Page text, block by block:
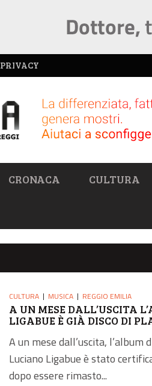
PRIVACY
CRONACA CULTURA
CULTURA MUSICA REGGIO EMILIA
A UN MESE DALL’USCITA
LIGABUE È GIÀ DISCO DI
A un mese dall’uscita, l’album
Luciano Ligabue è stato
dopo essere rimasto...